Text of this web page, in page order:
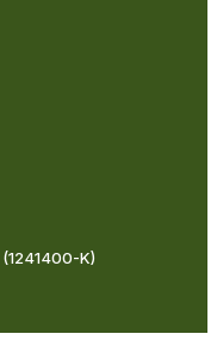
(1241400-K)